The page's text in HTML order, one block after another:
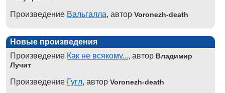
Произведение Вальгалла, автор Voronezh-death
Новые произведения
Произведение Как не всякому..., автор Владимир
Лучит
Произведение Гугл, автор Voronezh-death